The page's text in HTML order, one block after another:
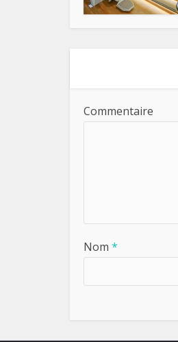
Commentaire
Nom *